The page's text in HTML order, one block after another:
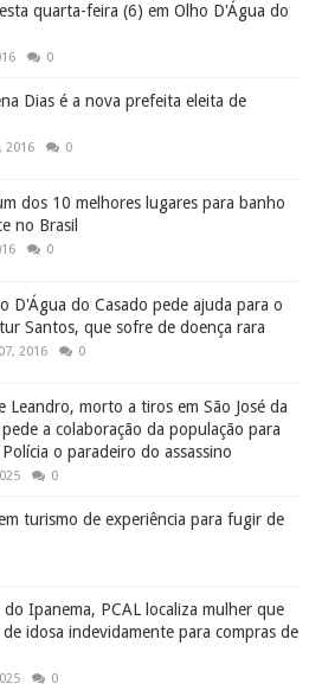
quarta-feira (6) em Olho D'Água do
0
Dias é a nova prefeita eleita de
2016 0
dos 10 melhores lugares para banho
no Brasil
0
D'Água do Casado pede ajuda para o
Santos, que sofre de doença rara
2016 0
Leandro, morto a tiros em São José da
a colaboração da população para
o paradeiro do assassino
0
turismo de experiência para fugir de
do Ipanema, PCAL localiza mulher que
idosa indevidamente para compras de
0